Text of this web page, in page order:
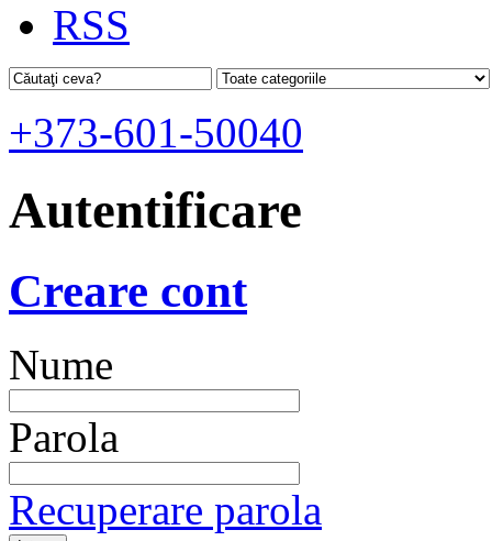
RSS
+373-601-50040
Autentificare
Creare cont
Nume
Parola
Recuperare parola